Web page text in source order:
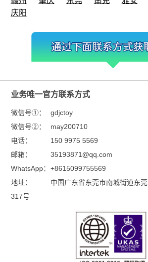
庆阳
业务唯一官方联系方式
微信号①：
gdjctoy
微信号②：
may200710
电话：
150 9975 5569
邮箱：
35193871@qq.com
WhatsApp： +8615099755569
地址：
中国广东省东莞市南城街道东
317号